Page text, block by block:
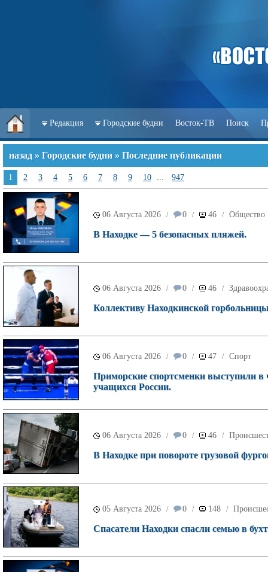
Редакция Городские будни Восток-ТВ Поиск
назад » Городские будни » Последние публикации
1 2 3 4 5 6 7 8 9 10 ... 947
06 Августа 2026 / 0 / 46 / Общество
В Находке — 5 безопасных пляжей.
06 Августа 2026 / 0 / 46 /
Коллективу Находкинской
06 Августа 2026 / 0 / 47 / Спорт
Приморские спортсменки выступили в
учащихся России.
06 Августа 2026 / 0 / 46 /
В Находке при повороте грузовой
05 Августа 2026 / 0 / 148 /
Спасатели Находки спасли семью в